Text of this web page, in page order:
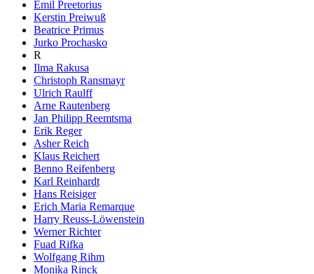
Emil Preetorius
Kerstin Preiwuß
Beatrice Primus
Jurko Prochasko
R
Ilma Rakusa
Christoph Ransmayr
Ulrich Raulff
Arne Rautenberg
Jan Philipp Reemtsma
Erik Reger
Asher Reich
Klaus Reichert
Benno Reifenberg
Karl Reinhardt
Hans Reisiger
Erich Maria Remarque
Harry Reuss-Löwenstein
Werner Richter
Fuad Rifka
Wolfgang Rihm
Monika Rinck